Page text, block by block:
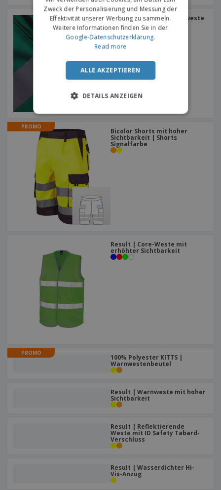
Yoko | Vielseitige Warnweste
+5
PROMO
Bicolor Shorts mit hoher
Sichtbarkeit | Shorts
Signalfarbe
Result | Core-Weste mit
erhöhter Sichtbarkeit
PROMO
100% Polyester KITTS |
Warnwestenbeutel
Result | Warnweste mit hoher
Sichtbarkeit
Result | Reflektierende
Weste mit ID Safety Tabard-
Verschluss
Result | Wasserdichter Hi-
Vis-Anzug
Zweck der Personalisierung und Messung der
Effektivität unserer Werbung zu sammeln.
Weitere Informationen finden Sie in der
Google-Datenschutzerklärung.
Read more
ALLE AKZEPTIEREN
DETAILS ANZEIGEN